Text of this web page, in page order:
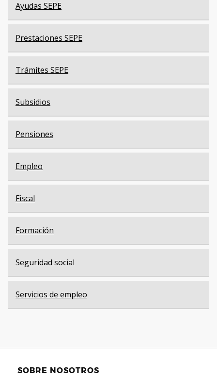
Ayudas SEPE
Prestaciones SEPE
Trámites SEPE
Subsidios
Pensiones
Empleo
Fiscal
Formación
Seguridad social
Servicios de empleo
SOBRE NOSOTROS